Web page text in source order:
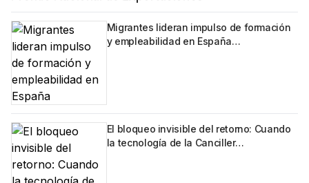
Migrantes lideran impulso de formación
y empleabilidad en España…
El bloqueo invisible del retorno: Cuando
la tecnología de la Canciller…